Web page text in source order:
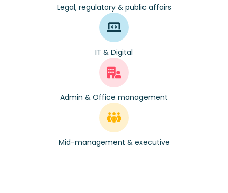
Legal, regulatory & public affairs
IT & Digital
Admin & Office management
Mid-management & executive